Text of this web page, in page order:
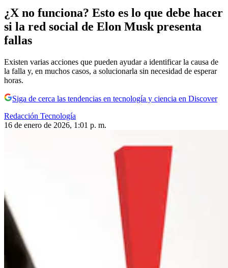
¿X no funciona? Esto es lo que debe hacer
si la red social de Elon Musk presenta
fallas
Existen varias acciones que pueden ayudar a identificar la causa de
la falla y, en muchos casos, a solucionarla sin necesidad de esperar
horas.
Siga de cerca las tendencias en tecnología y ciencia en Discover
Redacción Tecnología
16 de enero de 2026, 1:01 p. m.